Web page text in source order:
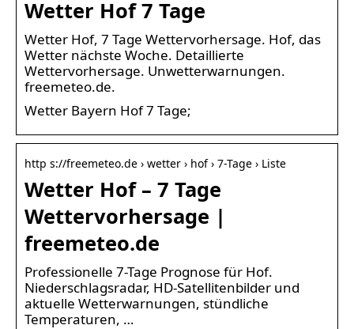
Wetter Hof 7 Tage
Wetter Hof, 7 Tage Wettervorhersage. Hof, das
Wetter nächste Woche. Detaillierte
Wettervorhersage. Unwetterwarnungen.
freemeteo.de.
Wetter Bayern Hof 7 Tage;
http s://freemeteo.de › wetter › hof › 7-Tage › Liste
Wetter Hof – 7 Tage
Wettervorhersage |
freemeteo.de
Professionelle 7-Tage Prognose für Hof.
Niederschlagsradar, HD-Satellitenbilder und
aktuelle Wetterwarnungen, stündliche
Temperaturen, …